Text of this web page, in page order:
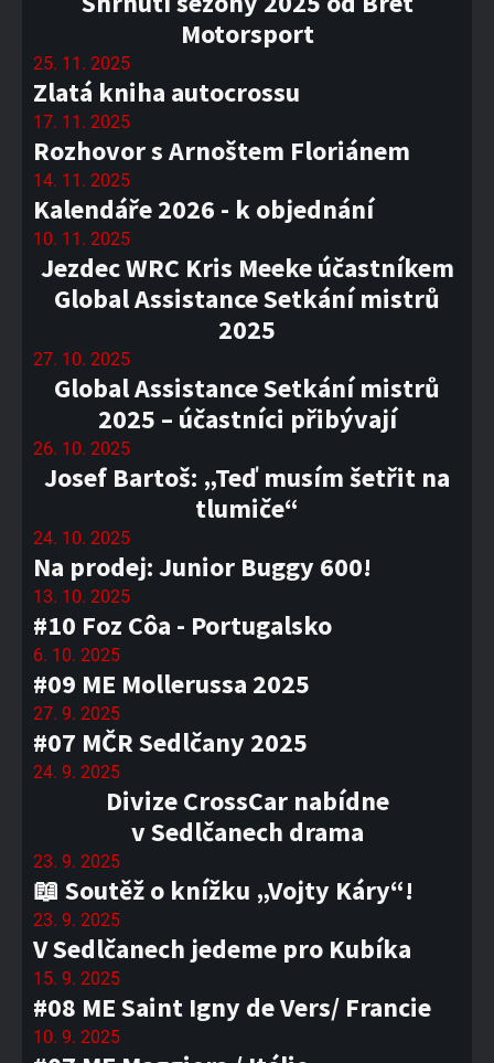
Motorsport
25. 11. 2025
Zlatá kniha autocrossu
17. 11. 2025
Rozhovor s Arnoštem Floriánem
14. 11. 2025
Kalendáře 2026 - k objednání
10. 11. 2025
Jezdec WRC Kris Meeke účastníkem
Global Assistance Setkání mistrů
2025
27. 10. 2025
Global Assistance Setkání mistrů
2025 – účastníci přibývají
26. 10. 2025
Josef Bartoš: „Teď musím šetřit na
tlumiče“
24. 10. 2025
Na prodej: Junior Buggy 600!
13. 10. 2025
#10 Foz Côa - Portugalsko
6. 10. 2025
#09 ME Mollerussa 2025
27. 9. 2025
#07 MČR Sedlčany 2025
24. 9. 2025
Divize CrossCar nabídne
v Sedlčanech drama
23. 9. 2025
📖 Soutěž o knížku „Vojty Káry“!
23. 9. 2025
V Sedlčanech jedeme pro Kubíka
15. 9. 2025
#08 ME Saint Igny de Vers/ Francie
10. 9. 2025